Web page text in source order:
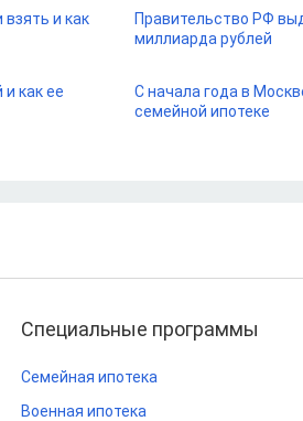
и как
как ее
Правительство РФ
миллиарда рублей
С начала года в
семейной ипотеке
Специальные программы
Семейная ипотека
Военная ипотека